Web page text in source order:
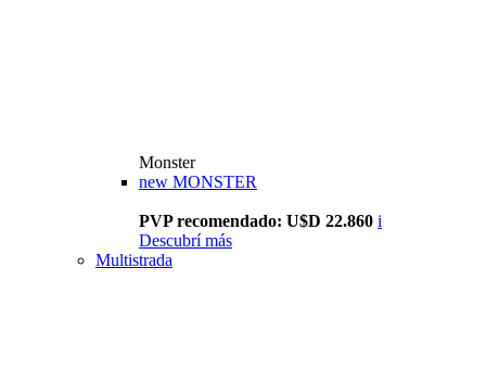
Monster
new MONSTER
PVP recomendado: U$D 22.860 i
Descubrí más
Multistrada